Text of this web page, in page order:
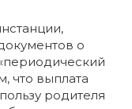
о
что выплата
родителя